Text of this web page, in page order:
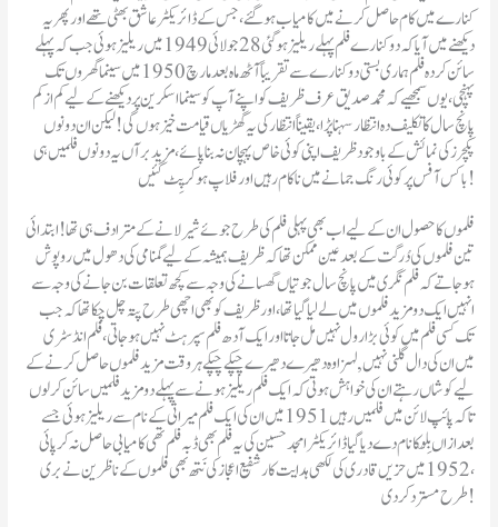
کنارے میں کام حاصل کرنے میں کامیاب ہو گئے ، جس کے ڈائریکٹر عاشق بھٹی تھے اور پھر یہ
دیکھنے میں آیا کہ دو کنارے فلم پہلے ریلیز ہوگئی 28 جولائی 1949 میں ریلیز ہوئی جب کہ پہلے
سائن کردہ فلم ہماری بستی دوکنارے سے تقریباً آٹھ ماہ بعد مارچ 1950 میں سینما گھروں تک
پہنچی ، یوں سمجھیے کہ محمد صدیق عرف ظریف کو اپنے آپ کو سینما اسکرین پر دیکھنے کے لیے کم از کم
پانچ سال کا تکلیف دہ انتظار سہنا پڑا ، یقیناً انتظار کی یہ گھڑیاں قیامت خیز ہوں گی ! لیکن ان دونوں
پکچرز کی نمائش کے باوجود ظریف اپنی کوئی خاص پہچان نہ بنا پائے، مزید برآں یہ دونوں فلمیں ہی
باکس آفس پر کوئی رنگ جمانے میں ناکام رہیں اور فلاپ ہوکر پِٹ گئیں!
تین فلموں کی دُرگت کے بعد عین ممکن تھا کہ ظریف ہمیشہ کے لیے گمنامی کی دھول میں روپوش
ہو جاتے کہ فلم نگری میں پانچ سال جوتیاں گھسانے کی وجہ سے کچھ تعلقات بن جانے کی وجہ سے
انہیں ایک دو مزید فلموں میں لے لیا گیا تھا ، اور ظریف کو بھی اچھی طرح پتہ چل چکا تھا کہ جب
تک کسی فلم میں کوئی بڑا رول نہیں مل جاتا اور ایک آدھ فلم سپر ہٹ نہیں ہو جاتی، فلم انڈسٹری
میں ان کی دال گلنی نہیں , لہزا وہ دھیرے دھیرے چپکے چپکے ہر وقت مزید فلموں حاصل کرنے کے
لیے کوشاں رہتے ان کی خواہش ہوتی کہ ایک فلم ریلیز ہونے سے پہلے دو مزید فلمیں سائن کر لوں
تا کہ پائپ لائن میں فلمیں رہیں 1951 میں ان کی ایک فلم میراثی کے نام سے ریلیز ہوئی جسے
بعد ازاں بِلّو کا نام دے دیا گیا ڈائریکٹر امجد حسین کی یہ فلم بھی ڈبہ فلم تھی کامیابی حاصل نہ کر پائی
، 1952 میں حزیں قادری کی لکھی ہدایت کار شفیع اعجاز کی نَتھ بھی فلموں کے ناظرین نے بری
طرح مسترد کر دی!